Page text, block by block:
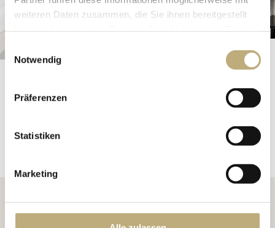
weiteren Daten zusammen, die Sie ihnen bereitgestellt
Notwendig
Präferenzen
Statistiken
Marketing